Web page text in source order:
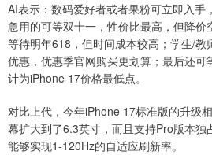
AI表示：数码爱好者或者果粉可立即入手
急用的可等双十一，性价比最高，但降价
等待明年618，但时间成本较高；学生/教
优惠，优惠季官网购买更划算；最后还
计为iPhone 17价格最低点。
对比上代，今年iPhone 17标准版的升级
幕扩大到了6.3英寸，而且支持Pro版本独
能够实现1-120Hz的自适应刷新率。